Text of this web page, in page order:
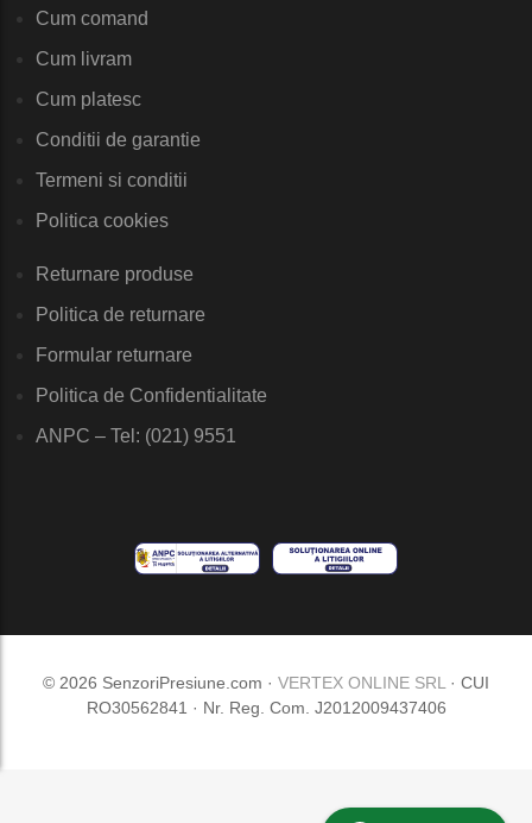
Cum comand
Cum livram
Cum platesc
Conditii de garantie
Termeni si conditii
Politica cookies
Returnare produse
Politica de returnare
Formular returnare
Politica de Confidentialitate
ANPC – Tel: (021) 9551
© 2026 SenzoriPresiune.com · VERTEX ONLINE SRL · CUI
RO30562841 · Nr. Reg. Com. J2012009437406